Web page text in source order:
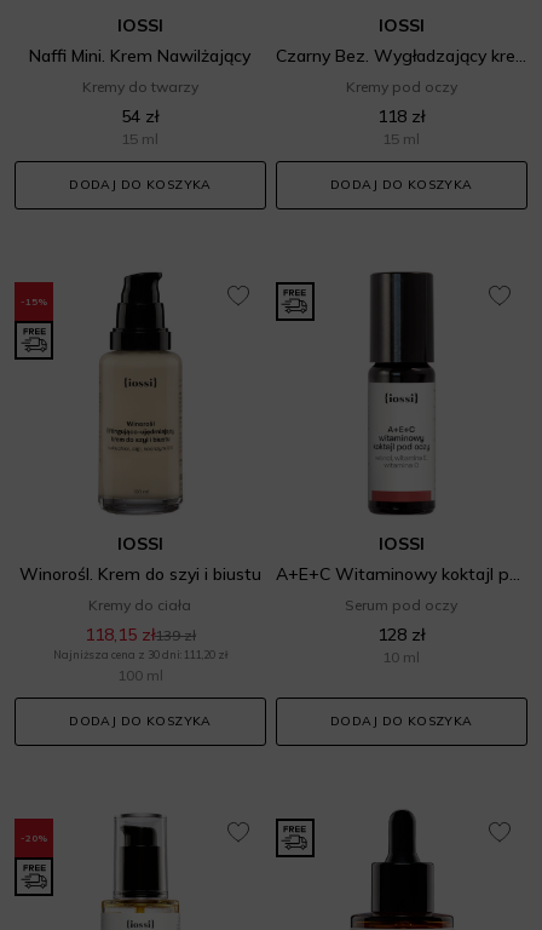
IOSSI
Naffi Mini. Krem Nawilżający
Kremy do twarzy
54 zł
15 ml
DODAJ DO KOSZYKA
IOSSI
Czarny Bez. Wygładzający krem pod oczy
Kremy pod oczy
118 zł
15 ml
DODAJ DO KOSZYKA
-15%
IOSSI
Winorośl. Krem do szyi i biustu
Kremy do ciała
118,15 zł139 zł
Najniższa cena z 30 dni: 111,20 zł
100 ml
DODAJ DO KOSZYKA
IOSSI
A+E+C Witaminowy koktajl pod oczy z retinolem
Serum pod oczy
128 zł
10 ml
DODAJ DO KOSZYKA
-20%